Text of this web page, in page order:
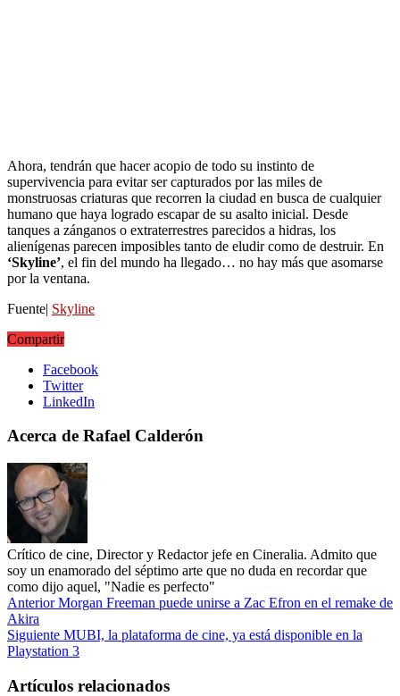
Ahora, tendrán que hacer acopio de todo su instinto de
supervivencia para evitar ser capturados por las miles de
monstruosas criaturas que recorren la ciudad en busca de cualquier
humano que haya logrado escapar de su asalto inicial. Desde
tanques a zánganos o extraterrestres parecidos a hidras, los
alienígenas parecen imposibles tanto de eludir como de destruir. En
‘Skyline’, el fin del mundo ha llegado… no hay más que asomarse
por la ventana.
Fuente| Skyline
Compartir
Facebook
Twitter
LinkedIn
Acerca de Rafael Calderón
Crítico de cine, Director y Redactor jefe en Cineralia. Admito que
soy un enamorado del séptimo arte que no duda en recordar que
como dijo aquel, "Nadie es perfecto"
AnteriorMorgan Freeman puede unirse a Zac Efron en el remake de
Akira
Siguiente MUBI, la plataforma de cine, ya está disponible en la
Playstation 3
Artículos relacionados